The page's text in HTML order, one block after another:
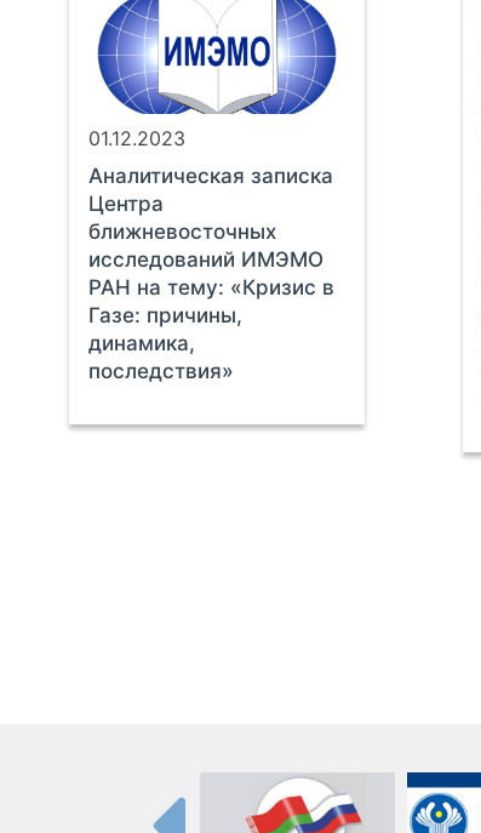
01.12.2023
Аналитическая записка
Центра
ближневосточных
исследований ИМЭМО
РАН на тему: «Кризис в
Газе: причины,
динамика,
последствия»